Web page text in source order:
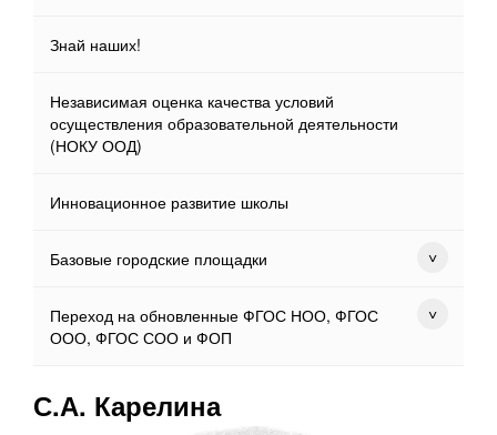
Знай наших!
Независимая оценка качества условий
осуществления образовательной деятельности
(НОКУ ООД)
Инновационное развитие школы
Базовые городские площадки
Переход на обновленные ФГОС НОО, ФГОС
ООО, ФГОС СОО и ФОП
С.А. Карелина